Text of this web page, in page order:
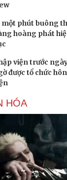
một phút buông
hoàng phát
viện trước
được tổ chức
HÓA